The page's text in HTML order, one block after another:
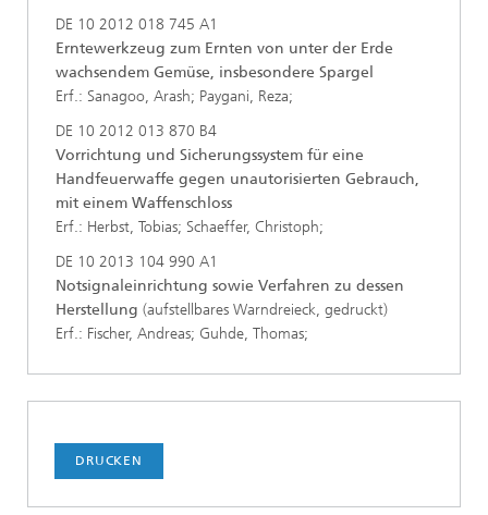
DE 10 2012 018 745 A1
Erntewerkzeug zum Ernten von unter der Erde
wachsendem Gemüse, insbesondere Spargel
Erf.: Sanagoo, Arash; Paygani, Reza;
DE 10 2012 013 870 B4
Vorrichtung und Sicherungssystem für eine
Handfeuerwaffe gegen unautorisierten Gebrauch,
mit einem Waffenschloss
Erf.: Herbst, Tobias; Schaeffer, Christoph;
DE 10 2013 104 990 A1
Notsignaleinrichtung sowie Verfahren zu dessen
Herstellung (aufstellbares Warndreieck, gedruckt)
Erf.: Fischer, Andreas; Guhde, Thomas;
DRUCKEN